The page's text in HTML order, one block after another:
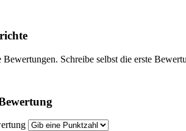
Schreibe selbst die erste